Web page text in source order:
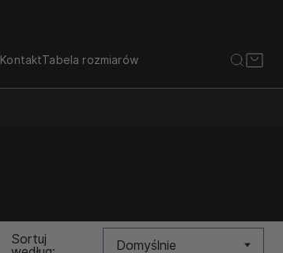
KontaktTabela rozmiarów
Sortuj
Domyślnie